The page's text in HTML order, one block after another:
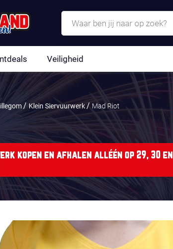
Veiligheid
Klein Siervuurwerk Mad Riot
kopen en afhalen alléén op 29, 30 en